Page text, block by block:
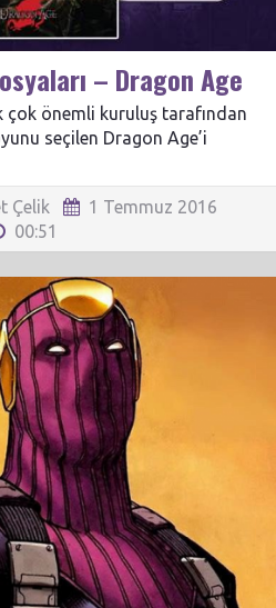
– Dragon Age
çok önemli kuruluş tarafından
seçilen Dragon Age’i
Çelik
1 Temmuz 2016
00:51